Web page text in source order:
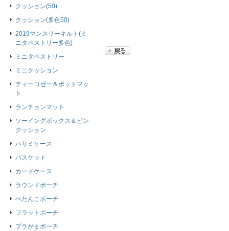
クッション(50)
クッション(多色50)
2019マンスリーキルト(ミ
ニタペストリー多色)
ミニタペストリー
ミニクッション
ティーコゼー＆ポットマッ
ト
ランチョンマット
ソーイングボックス＆ピン
クッション
ハサミケース
バスケット
カードケース
ラウンドポーチ
ぺたんこポーチ
フラットポーチ
プラがまポーチ